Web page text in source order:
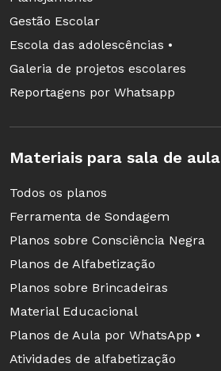
Gestão Escolar
Escola das adolescências •
Galeria de projetos escolares
Reportagens por Whatsapp
Materiais para sala de aula
Todos os planos
Ferramenta de Sondagem
Planos sobre Consciência Negra
Planos de Alfabetização
Planos sobre Brincadeiras
Material Educacional
Planos de Aula por WhatsApp •
Atividades de alfabetização